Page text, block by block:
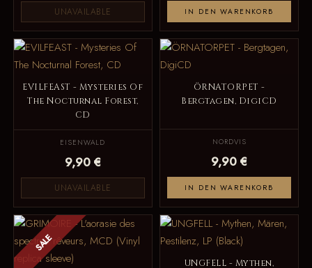
UNAVAILABLE IN DEN WARENKORB
EVILFEAST - Mysteries Of
The Nocturnal Forest,
CD
EISENWALD
9,90 €
UNAVAILABLE
ÖRNATORPET -
Bergtagen, DigiCD
NORDVIS
9,90 €
IN DEN WARENKORB
SALE
UNGFELL - Mythen,